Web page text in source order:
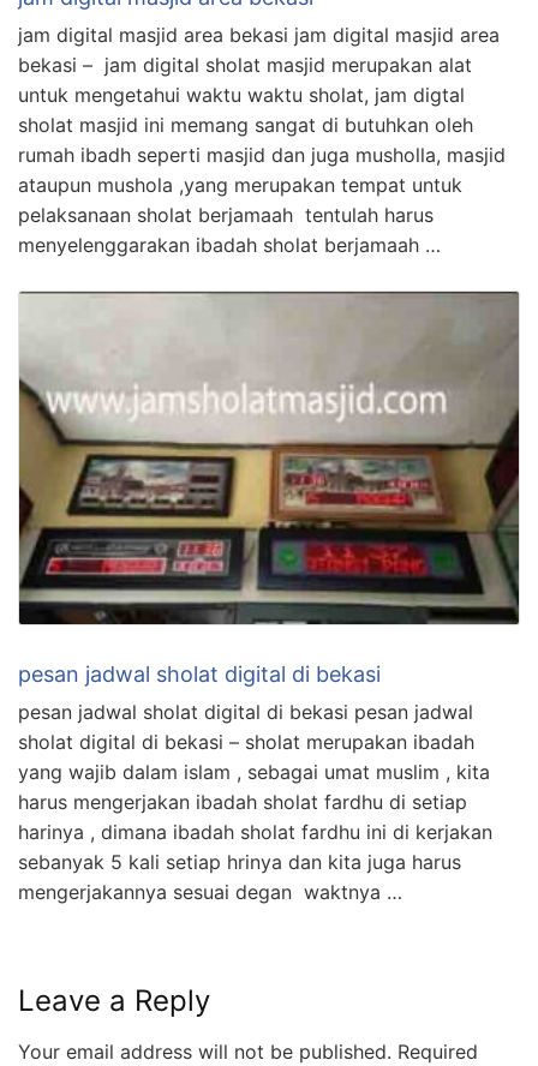
jam digital masjid area bekasi jam digital masjid area
bekasi – jam digital sholat masjid merupakan alat
untuk mengetahui waktu waktu sholat, jam digtal
sholat masjid ini memang sangat di butuhkan oleh
rumah ibadh seperti masjid dan juga musholla, masjid
ataupun mushola ,yang merupakan tempat untuk
pelaksanaan sholat berjamaah tentulah harus
menyelenggarakan ibadah sholat berjamaah …
pesan jadwal sholat digital di bekasi
pesan jadwal sholat digital di bekasi pesan jadwal
sholat digital di bekasi – sholat merupakan ibadah
yang wajib dalam islam , sebagai umat muslim , kita
harus mengerjakan ibadah sholat fardhu di setiap
harinya , dimana ibadah sholat fardhu ini di kerjakan
sebanyak 5 kali setiap hrinya dan kita juga harus
mengerjakannya sesuai degan waktnya …
Leave a Reply
Your email address will not be published. Required